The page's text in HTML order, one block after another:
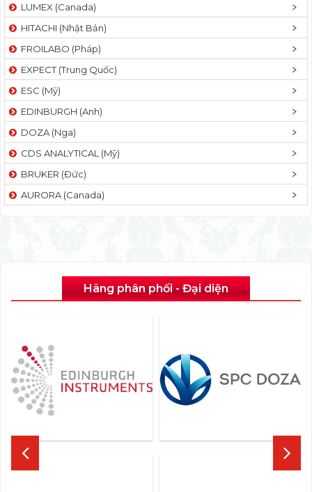
LUMEX (Canada)
HITACHI (Nhật Bản)
FROILABO (Pháp)
EXPECT (Trung Quốc)
ESC (Mỹ)
EDINBURGH (Anh)
DOZA (Nga)
CDS ANALYTICAL (Mỹ)
BRUKER (Đức)
AURORA (Canada)
Hãng phân phối - Đại diện